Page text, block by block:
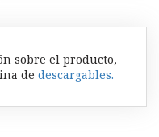
sobre el producto,
de descargables.